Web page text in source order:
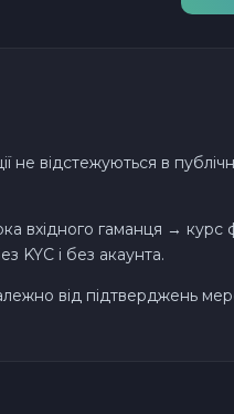
не відстежуються в
гаманця → курс
KYC і без акаунта.
від підтверджень